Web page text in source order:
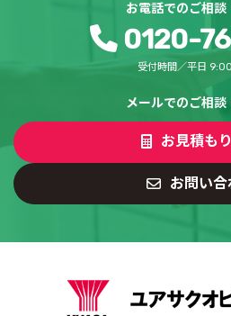
お電話でのご相談
0120-
受付時間／平日
メールでのご相談
お見積も
お問い合